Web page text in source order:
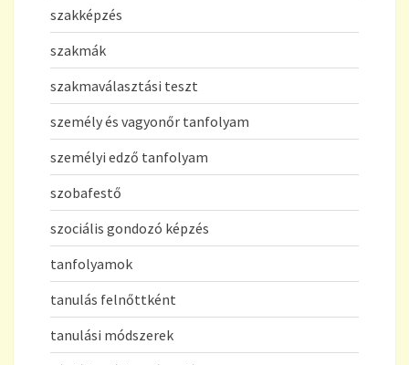
szakképzés
szakmák
szakmaválasztási teszt
személy és vagyonőr tanfolyam
személyi edző tanfolyam
szobafestő
szociális gondozó képzés
tanfolyamok
tanulás felnőttként
tanulási módszerek